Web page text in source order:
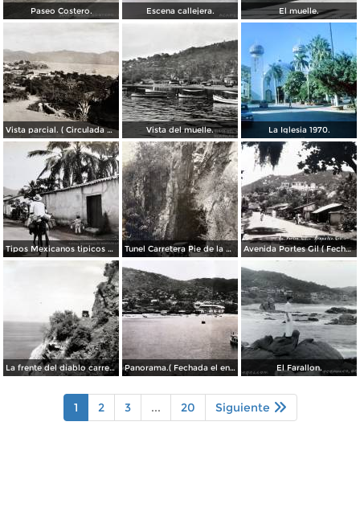
Paseo Costero. Escena callejera. El muelle.
Vista parcial. ( Circulada el 23 de Mayo de 1935 ). Vista del muelle. La Iglesia 1970.
Tipos Mexicanos tipicos aguadores.. Tunel Carretera Pie de la Cuesta Acapulco . Avenida Portes Gil ( Fechada el en 1931 ).
La frente del diablo carretera Acapulo a Pie de La Cuesta ( Fechada el en 1931 ). Panorama.( Fechada el en 1931 ). El Farallon.
1 2 3 ... 20 Siguiente